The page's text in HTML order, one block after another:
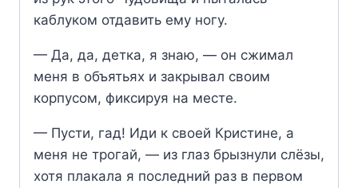
каблуком отдавить ему ногу.
— Да, да, детка, я знаю, — он сжимал
меня в объятьях и закрывал своим
корпусом, фиксируя на месте.
— Пусти, гад! Иди к своей Кристине, а
меня не трогай, — из глаз брызнули слёзы,
хотя плакала я последний раз в первом